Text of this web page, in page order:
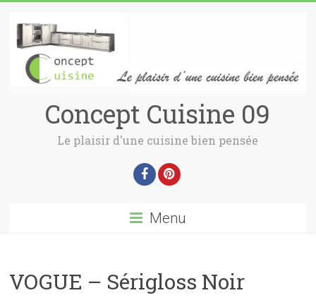
Concept Cuisine 09
Le plaisir d'une cuisine bien pensée
Menu
VOGUE – Sérigloss Noir